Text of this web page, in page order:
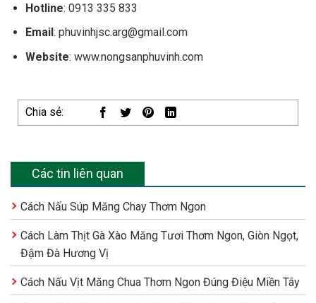
Hotline: 0913 335 833
Email : phuvinhjsc.arg@gmail.com
Website: www.nongsanphuvinh.com
Chia sẻ:
Các tin liên quan
Cách Nấu Súp Măng Chay Thơm Ngon
Cách Làm Thịt Gà Xào Măng Tươi Thơm Ngon, Giòn Ngọt,
Đậm Đà Hương Vị
Cách Nấu Vịt Măng Chua Thơm Ngon Đúng Điệu Miền Tây